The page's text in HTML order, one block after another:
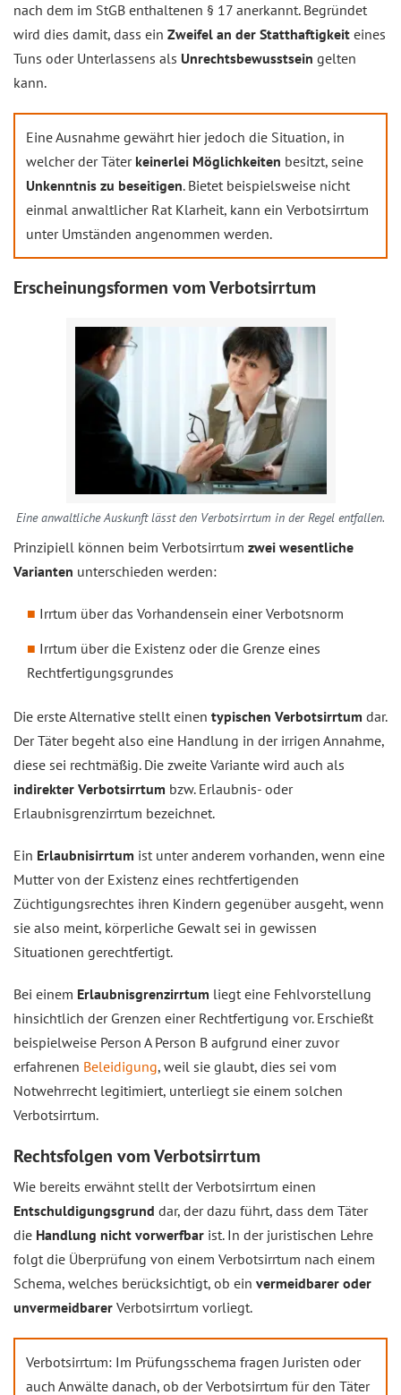
nach dem im StGB enthaltenen § 17 anerkannt. Begründet
wird dies damit, dass ein Zweifel an der Statthaftigkeit eines
Tuns oder Unterlassens als Unrechtsbewusstsein gelten
kann.
Eine Ausnahme gewährt hier jedoch die Situation, in
welcher der Täter keinerlei Möglichkeiten besitzt, seine
Unkenntnis zu beseitigen. Bietet beispielsweise nicht
einmal anwaltlicher Rat Klarheit, kann ein Verbotsirrtum
unter Umständen angenommen werden.
Erscheinungsformen vom Verbotsirrtum
Eine anwaltliche Auskunft lässt den Verbotsirrtum in der Regel entfallen.
Prinzipiell können beim Verbotsirrtum zwei wesentliche
Varianten unterschieden werden:
Irrtum über das Vorhandensein einer Verbotsnorm
Irrtum über die Existenz oder die Grenze eines
Rechtfertigungsgrundes
Die erste Alternative stellt einen typischen Verbotsirrtum dar.
Der Täter begeht also eine Handlung in der irrigen Annahme,
diese sei rechtmäßig. Die zweite Variante wird auch als
indirekter Verbotsirrtum bzw. Erlaubnis- oder
Erlaubnisgrenzirrtum bezeichnet.
Ein Erlaubnisirrtum ist unter anderem vorhanden, wenn eine
Mutter von der Existenz eines rechtfertigenden
Züchtigungsrechtes ihren Kindern gegenüber ausgeht, wenn
sie also meint, körperliche Gewalt sei in gewissen
Situationen gerechtfertigt.
Bei einem Erlaubnisgrenzirrtum liegt eine Fehlvorstellung
hinsichtlich der Grenzen einer Rechtfertigung vor. Erschießt
beispielweise Person A Person B aufgrund einer zuvor
erfahrenen Beleidigung, weil sie glaubt, dies sei vom
Notwehrrecht legitimiert, unterliegt sie einem solchen
Verbotsirrtum.
Rechtsfolgen vom Verbotsirrtum
Wie bereits erwähnt stellt der Verbotsirrtum einen
Entschuldigungsgrund dar, der dazu führt, dass dem Täter
die Handlung nicht vorwerfbar ist. In der juristischen Lehre
folgt die Überprüfung von einem Verbotsirrtum nach einem
Schema, welches berücksichtigt, ob ein vermeidbarer oder
unvermeidbarer Verbotsirrtum vorliegt.
Verbotsirrtum: Im Prüfungsschema fragen Juristen oder
auch Anwälte danach, ob der Verbotsirrtum für den Täter